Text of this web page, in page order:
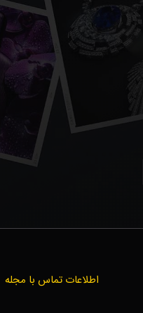
اطلاعات تماس با مجله